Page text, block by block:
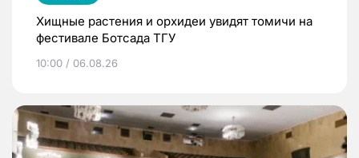
Хищные растения и орхидеи увидят томичи на
фестивале Ботсада ТГУ
10:00 / 06.08.26